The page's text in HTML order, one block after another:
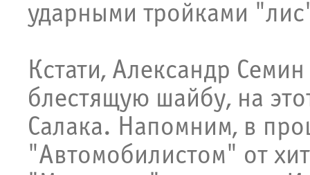
ударными тройками
Кстати, Александр
блестящую шайбу, на
Салака. Напомним, в
"Автомобилистом" от